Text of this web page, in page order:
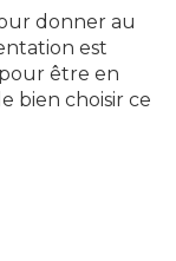
donner au
est
être en
bien choisir ce